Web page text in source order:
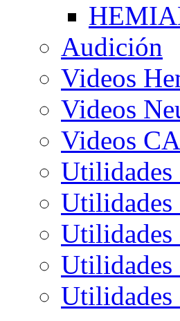
Audición
Videos
Videos
Videos
Utilidades
Utilidades
Utilidades
Utilidades